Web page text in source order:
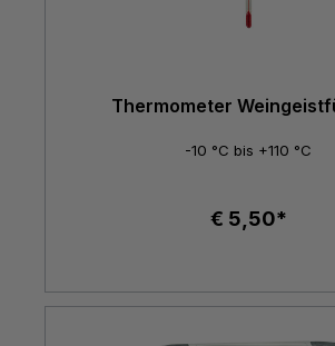
Thermometer
-10 °C bis +110 °C
€ 5,50*